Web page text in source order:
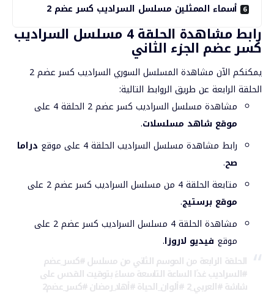
أسماء الممثلين مسلسل السراديب كسر عضم 2
رابط مشاهدة الحلقة 4 مسلسل السراديب
كسر عضم الجزء الثاني
يمكنكم الآن مشاهدة المسلسل السوري السراديب كسر عضم 2
الحلقة الرابعة عن طريق الروابط التالية:
مشاهدة مسلسل السراديب كسر عضم 2 الحلقة 4 على
موقع شاهد مسلسلات.
رابط مشاهدة مسلسل السراديب الحلقة 4 على موقع
دراما
صح.
متابعة الحلقة 4 من مسلسل السراديب كسر عضم 2 على
موقع برستيج.
مشاهدة الحلقة 4 مسلسل السراديب كسر عضم 2 على
موقع فيديو لاروزا.
الحلقة الرابعة من الموسم الثاني من مسلسل#كسر_عضم
#السراديبغدًا الساعة التاسعة مساءً بتوقيت القدس على
شاشة#العربي_2 #ألوان_الحياة#أهلا_رمضان#كسر_عضم2